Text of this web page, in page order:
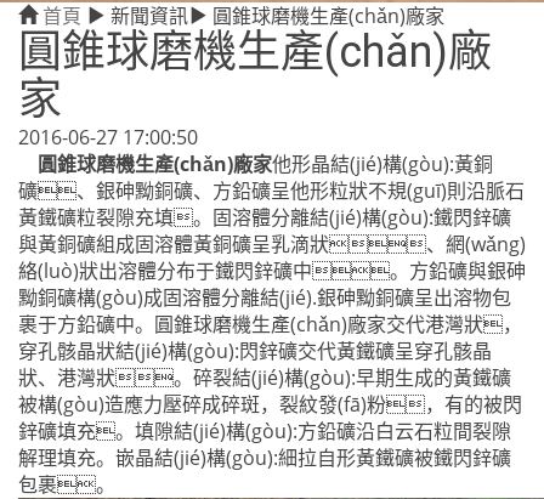
首頁 新聞資訊 圓錐球磨機生產(chǎn)廠家
圓錐球磨機生產(chǎn)廠
家
2016-06-27 17:00:50
圓錐球磨機生產(chǎn)廠家他形晶結(jié)構(gòu):黃銅
礦、銀砷黝銅礦、方鉛礦呈他形粒狀不規(guī)則沿脈石
黃鐵礦粒裂隙充填。固溶體分離結(jié)構(gòu):鐵閃鋅礦
與黃銅礦組成固溶體黃銅礦呈乳滴狀、網(wǎng)
絡(luò)狀出溶體分布于鐵閃鋅礦中。方鉛礦與銀砷
黝銅礦構(gòu)成固溶體分離結(jié).銀砷黝銅礦呈出溶物包
裹于方鉛礦中。圓錐球磨機生產(chǎn)廠家交代港灣狀，
穿孔骸晶狀結(jié)構(gòu):閃鋅礦交代黃鐵礦呈穿孔骸晶
狀、港灣狀。碎裂結(jié)構(gòu):早期生成的黃鐵礦
被構(gòu)造應力壓碎成碎斑，裂紋發(fā)粉，有的被閃
鋅礦填充。填隙結(jié)構(gòu):方鉛礦沿白云石粒間裂隙
解理填充。嵌晶結(jié)構(gòu):細拉自形黃鐵礦被鐵閃鋅礦
包裹。